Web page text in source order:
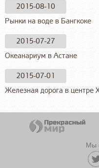
2015-08-10
Рынки на воде в Бангкоке
2015-07-27
Океанариум в Астане
2015-07-01
Железная дорога в центре
Мы